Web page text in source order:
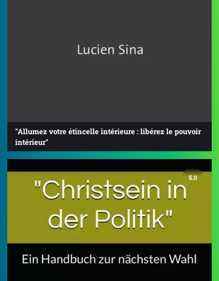
"Allumez votre étincelle intérieure : libérez le pouvoir
intérieur"
5.0